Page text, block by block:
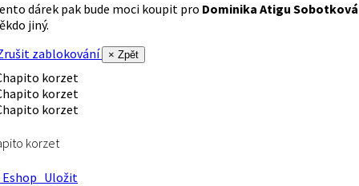
dárek pak bude moci koupit pro Dominika Atigu Sobotková
jiný.
zablokování
× Zpět
korzet
Uložit